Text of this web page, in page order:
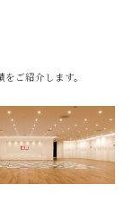
ご紹介します。